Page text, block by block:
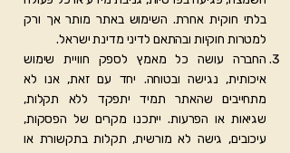
בלתי חוקית אחרת. השימוש באתר מותר אך ורק
למטרות חוקיות ובהתאם לדיני מדינת ישראל.
החברה עושה כל מאמץ לספק חוויית שימוש
איכותית, נגישה ובטוחה. יחד עם זאת, אנו לא
מתחייבים שהאתר תמיד יתפקד ללא תקלות,
שגיאות או הפרעות. ייתכנו מקרים של הפסקות,
עיכובים, גישה לא מורשית, תקלות בתקשורת או